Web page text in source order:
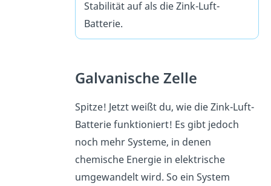
Stabilität auf als die Zink-Luft-
Batterie.
Galvanische Zelle
Spitze! Jetzt weißt du, wie die Zink-Luft-
Batterie funktioniert! Es gibt jedoch
noch mehr Systeme, in denen
chemische Energie in elektrische
umgewandelt wird. So ein System